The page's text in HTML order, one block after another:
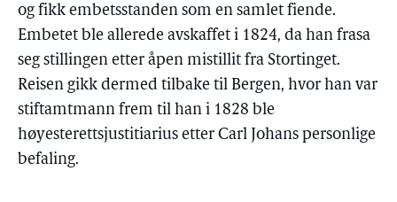
og fikk embetsstanden som en samlet fiende.
Embetet ble allerede avskaffet i 1824, da han frasa
seg stillingen etter åpen mistillit fra Stortinget.
Reisen gikk dermed tilbake til Bergen, hvor han var
stiftamtmann frem til han i 1828 ble
høyesterettsjustitiarius etter Carl Johans personlige
befaling.